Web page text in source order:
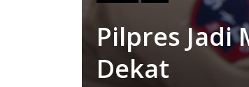
Pilpres
Dekat